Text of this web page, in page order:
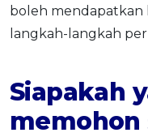
boleh mendapatkan
langkah-langkah
Siapakah
memohon